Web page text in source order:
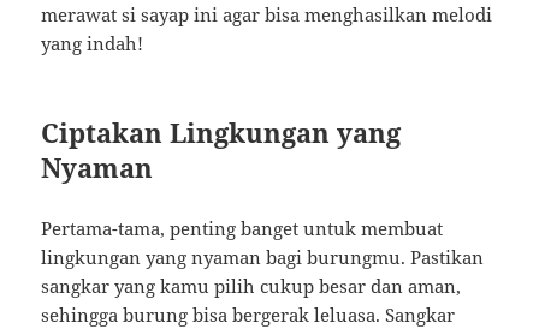
merawat si sayap ini agar bisa menghasilkan melodi
yang indah!
Ciptakan Lingkungan yang
Nyaman
Pertama-tama, penting banget untuk membuat
lingkungan yang nyaman bagi burungmu. Pastikan
sangkar yang kamu pilih cukup besar dan aman,
sehingga burung bisa bergerak leluasa. Sangkar